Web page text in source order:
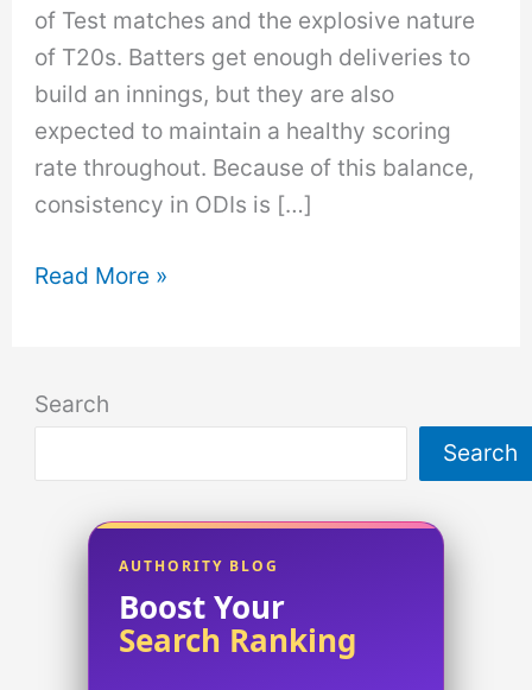
of Test matches and the explosive nature
of T20s. Batters get enough deliveries to
build an innings, but they are also
expected to maintain a healthy scoring
rate throughout. Because of this balance,
consistency in ODIs is […]
Fastest
ODI
Records,
Milestone
Breakdown
Read More »
Search
Search
AUTHORITY BLOG
Boost Your
Search Ranking